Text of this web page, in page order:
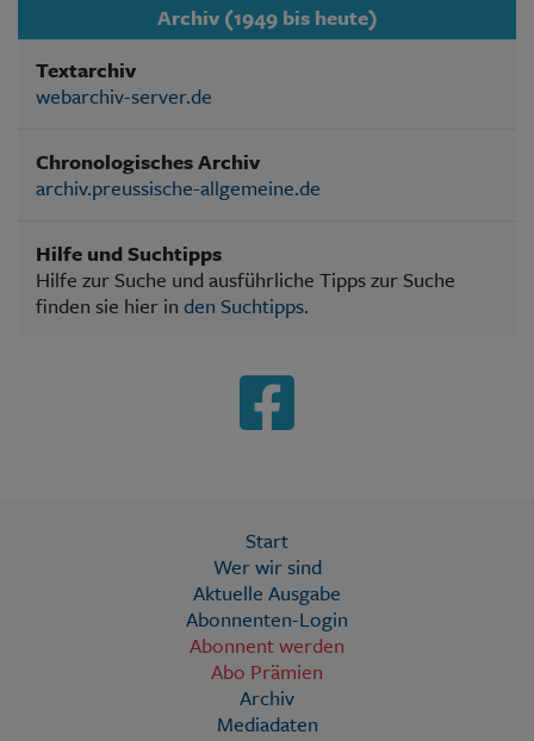
Archiv (1949 bis heute)
Textarchiv
webarchiv-server.de
Chronologisches Archiv
archiv.preussische-allgemeine.de
Hilfe und Suchtipps
Hilfe zur Suche und ausführliche Tipps zur Suche
finden sie hier in den Suchtipps.
Start
Wer wir sind
Aktuelle Ausgabe
Abonnenten-Login
Abonnent werden
Abo Prämien
Archiv
Mediadaten